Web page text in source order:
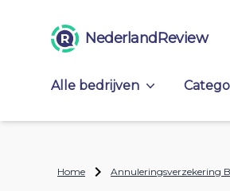
NederlandReview
Alle bedrijven
Home Annuleringsverzekering